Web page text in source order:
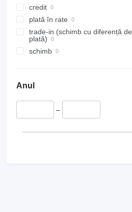
credit
plată în rate
trade-in (schimb cu diferență de
plată)
schimb
Anul
–